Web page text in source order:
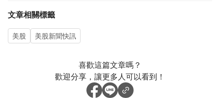
文章相關標籤
美股 美股新聞快訊
喜歡這篇文章嗎？
歡迎分享，讓更多人可以看到！